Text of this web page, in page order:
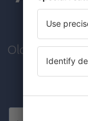
Olcsó járatok,